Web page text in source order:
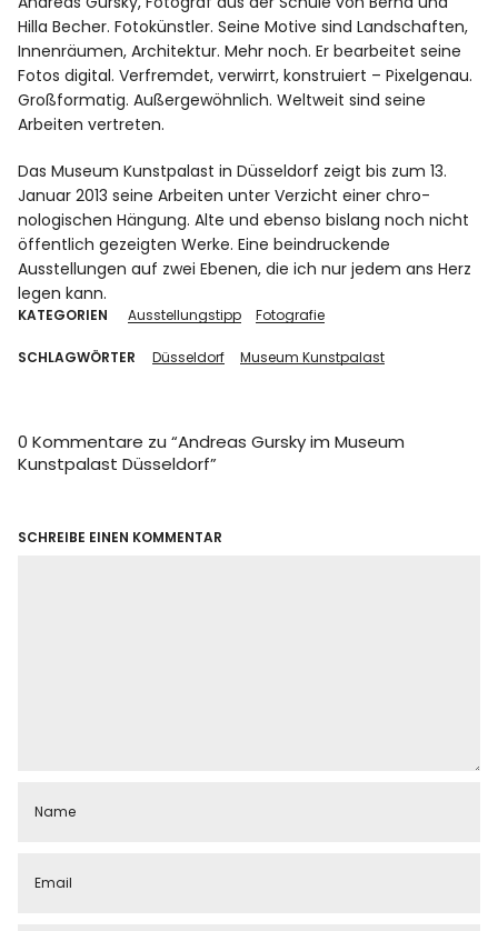
Hilla Becher. Fotokünstler. Seine Motive sind Landschaften,
Innenräumen, Architektur. Mehr noch. Er bearbeitet seine
Fotos digital. Verfremdet, verwirrt, konstruiert – Pixelgenau.
Großformatig. Außergewöhnlich. Weltweit sind seine
Arbeiten vertreten.
Das Museum Kunstpalast in Düsseldorf zeigt bis zum 13.
Januar 2013 seine Arbeiten unter Verzicht einer chro­
nologischen Hängung. Alte und ebenso bislang noch nicht
öffentlich gezeigten Werke. Eine beindruckende
Ausstellungen auf zwei Ebenen, die ich nur jedem ans Herz
legen kann.
KATEGORIEN Ausstellungstipp Fotografie
SCHLAGWÖRTER Düsseldorf Museum Kunstpalast
0 Kommentare zu “Andreas Gursky im Museum
Kunstpalast Düsseldorf”
SCHREIBE EINEN KOMMENTAR